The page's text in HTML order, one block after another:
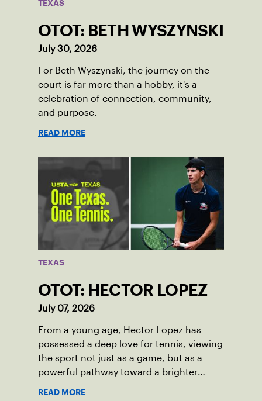
TEXAS
OTOT: BETH WYSZYNSKI
July 30, 2026
For Beth Wyszynski, the journey on the
court is far more than a hobby, it's a
celebration of connection, community,
and purpose.
READ MORE
TEXAS
OTOT: HECTOR LOPEZ
July 07, 2026
From a young age, Hector Lopez has
possessed a deep love for tennis, viewing
the sport not just as a game, but as a
powerful pathway toward a brighter
READ MORE